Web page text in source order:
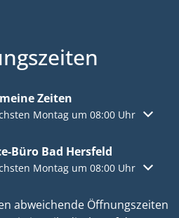
Zeiten
oder Schließzeiten
Montag um 08:00 Uhr
Büro Bad Hersfeld
oder Schließzeiten
Montag um 08:00 Uhr
abweichende Öffnungszeiten